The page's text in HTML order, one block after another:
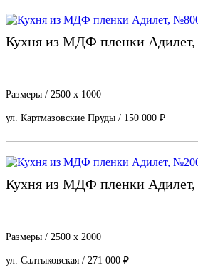
Кухня из МДФ пленки
Размеры / 2500 х 1000
ул. Картмазовские Пруды / 150 000 ₽
Кухня из МДФ пленки
Размеры / 2500 х 2000
ул. Салтыковская / 271 000 ₽